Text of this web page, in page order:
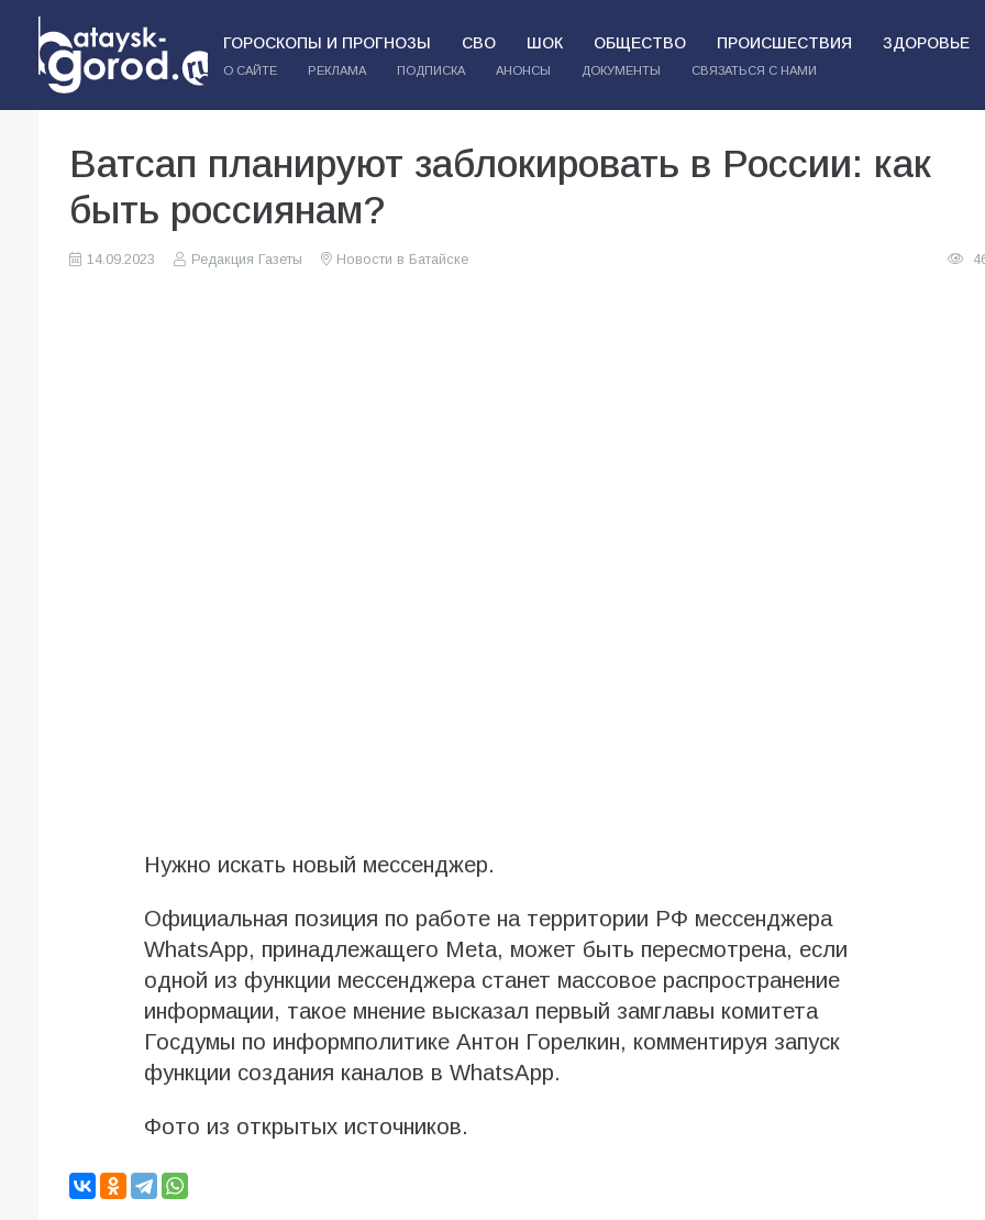
ГОРОСКОПЫ И ПРОГНОЗЫ СВО ШОК ОБЩЕСТВО ПРОИСШЕСТВИЯ ЗДОРОВЬЕ
О САЙТЕ РЕКЛАМА ПОДПИСКА АНОНСЫ ДОКУМЕНТЫ СВЯЗАТЬСЯ С НАМИ
Ватсап планируют заблокировать в России: как
быть россиянам?
14.09.2023 Редакция Газеты Новости в Батайске
Нужно искать новый мессенджер.
Официальная позиция по работе на территории РФ мессенджера
WhatsApp, принадлежащего Meta, может быть пересмотрена, если
одной из функции мессенджера станет массовое распространение
информации, такое мнение высказал первый замглавы комитета
Госдумы по информполитике Антон Горелкин, комментируя запуск
функции создания каналов в WhatsApp.
Фото из открытых источников.